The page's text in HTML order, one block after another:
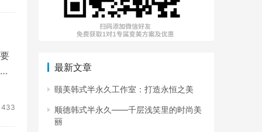
433
最新文章
颐美韩式半永久工作室：打造永恒之美
顺德韩式半永久——千层浅笑里的时尚美
丽